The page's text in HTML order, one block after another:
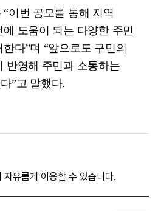
“이번 공모를 통해 지역
도움이 되는 다양한 주민
한다”며 “앞으로도 구민의
반영해 주민과 소통하는
”고 말했다.
유롭게 이용할 수 있습니다.